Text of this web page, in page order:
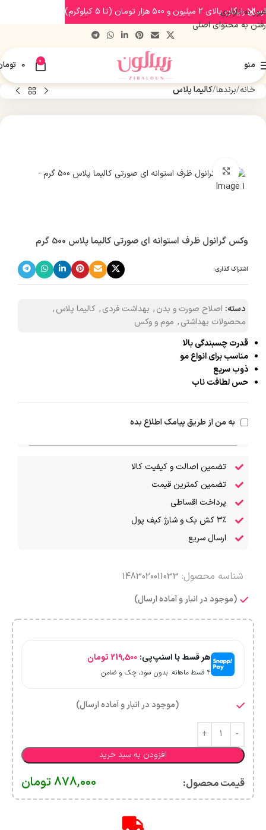
عبور به ناوبری
رفتن به محتوای اصلی
منو 0
0
خانه برندها کالیما پلاس
بزرگنمایی تصویر
وکس گرانول ظرف استوانه ای صورتی کالیما پلاس 500 گرم
اشتراک گذاری:
دسته: اصلاح صورت و بدن, بهداشت فردی, کالیما پلاس,
محصولات بهداشتی, موم و وکس
قدرت چسبندگی بالا
مناسب برای انواع مو
ذوب سریع
حس لطافت ناب
به من از طریق پیامک اطلاع بده
تضمین اصالت و کیفیت کالا
تضمین کمترین قیمت
پرداخت اقساطی
۳٪ کش بک و شارژ کیف پول
ارسال سریع
شناسه محصول: 1483020011033
(موجود در انبار و آماده ارسال)
هر قسط با اسنپ‌پی: 219,500 تومان
۴ قسط ماهانه. بدون سود، چک و ضامن.
(موجود در انبار و آماده ارسال)
افزودن به سبد خرید
قیمت محصول:​ 878,000تومان
ارسال رایگان بالای 2 میلیون و 500 هزار تومان (تا 5 کیلوگرم)